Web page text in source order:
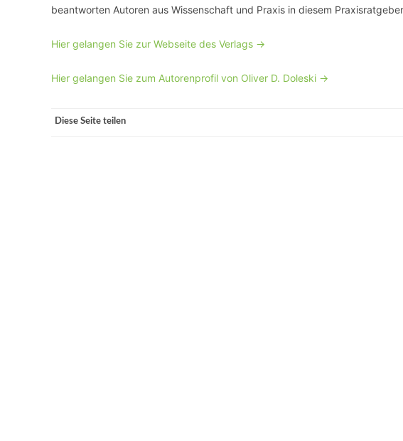
beantworten Autoren aus Wissenschaft und Praxis in diesem
Hier gelangen Sie zur Webseite des Verlags ->
Hier gelangen Sie zum Autorenprofil von Oliver D. Doleski ->
Diese Seite teilen